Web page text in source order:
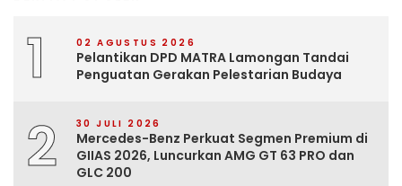
1 02 AGUSTUS 2026
Pelantikan DPD MATRA Lamongan Tandai
Penguatan Gerakan Pelestarian Budaya
2 30 JULI 2026
Mercedes-Benz Perkuat Segmen Premium di
GIIAS 2026, Luncurkan AMG GT 63 PRO dan
GLC 200